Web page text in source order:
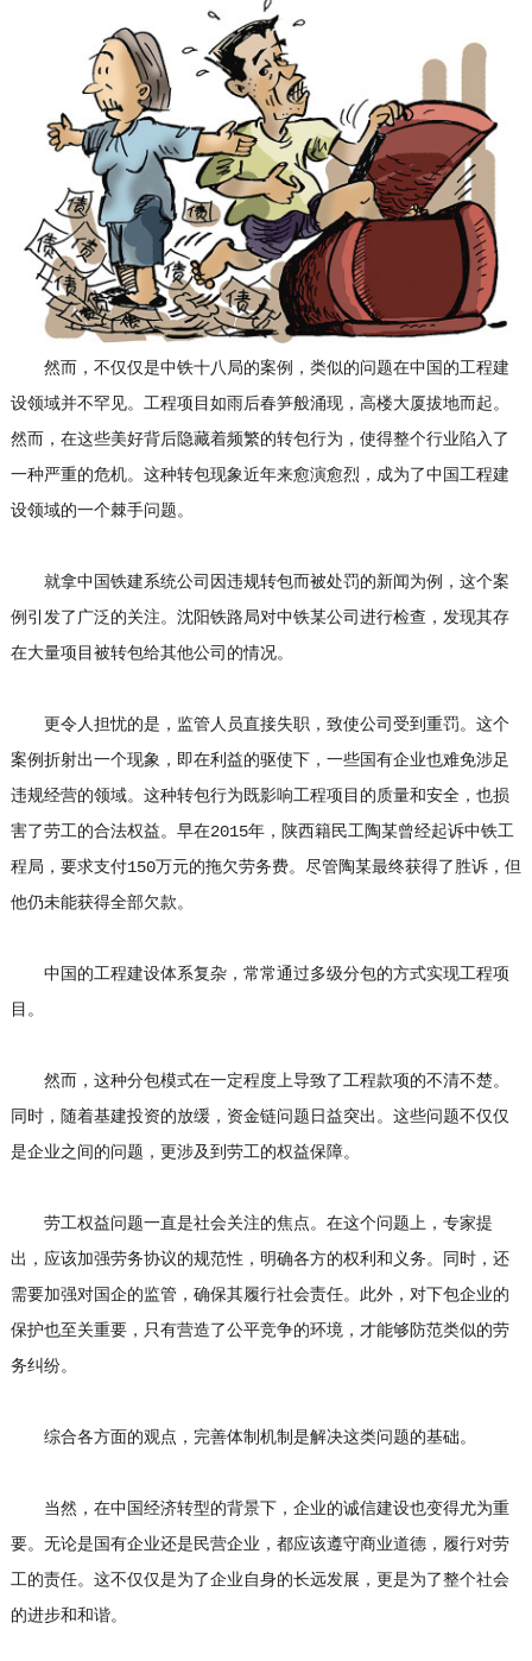
然而，不仅仅是中铁十八局的案例，类似的问题在中国的工程建
设领域并不罕见。工程项目如雨后春笋般涌现，高楼大厦拔地而起。
然而，在这些美好背后隐藏着频繁的转包行为，使得整个行业陷入了
一种严重的危机。这种转包现象近年来愈演愈烈，成为了中国工程建
设领域的一个棘手问题。
就拿中国铁建系统公司因违规转包而被处罚的新闻为例，这个案
例引发了广泛的关注。沈阳铁路局对中铁某公司进行检查，发现其存
在大量项目被转包给其他公司的情况。
更令人担忧的是，监管人员直接失职，致使公司受到重罚。这个
案例折射出一个现象，即在利益的驱使下，一些国有企业也难免涉足
违规经营的领域。这种转包行为既影响工程项目的质量和安全，也损
害了劳工的合法权益。早在2015年，陕西籍民工陶某曾经起诉中铁工
程局，要求支付150万元的拖欠劳务费。尽管陶某最终获得了胜诉，但
他仍未能获得全部欠款。
中国的工程建设体系复杂，常常通过多级分包的方式实现工程项
目。
然而，这种分包模式在一定程度上导致了工程款项的不清不楚。
同时，随着基建投资的放缓，资金链问题日益突出。这些问题不仅仅
是企业之间的问题，更涉及到劳工的权益保障。
劳工权益问题一直是社会关注的焦点。在这个问题上，专家提
出，应该加强劳务协议的规范性，明确各方的权利和义务。同时，还
需要加强对国企的监管，确保其履行社会责任。此外，对下包企业的
保护也至关重要，只有营造了公平竞争的环境，才能够防范类似的劳
务纠纷。
综合各方面的观点，完善体制机制是解决这类问题的基础。
当然，在中国经济转型的背景下，企业的诚信建设也变得尤为重
要。无论是国有企业还是民营企业，都应该遵守商业道德，履行对劳
工的责任。这不仅仅是为了企业自身的长远发展，更是为了整个社会
的进步和和谐。